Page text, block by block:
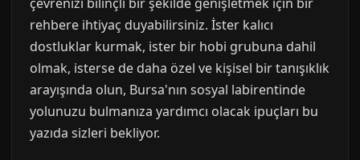
rehbere ihtiyaç duyabilirsiniz. İster kalıcı
dostluklar kurmak, ister bir hobi grubuna dahil
olmak, isterse de daha özel ve kişisel bir tanışıklık
arayışında olun, Bursa'nın sosyal labirentinde
yolunuzu bulmanıza yardımcı olacak ipuçları bu
yazıda sizleri bekliyor.